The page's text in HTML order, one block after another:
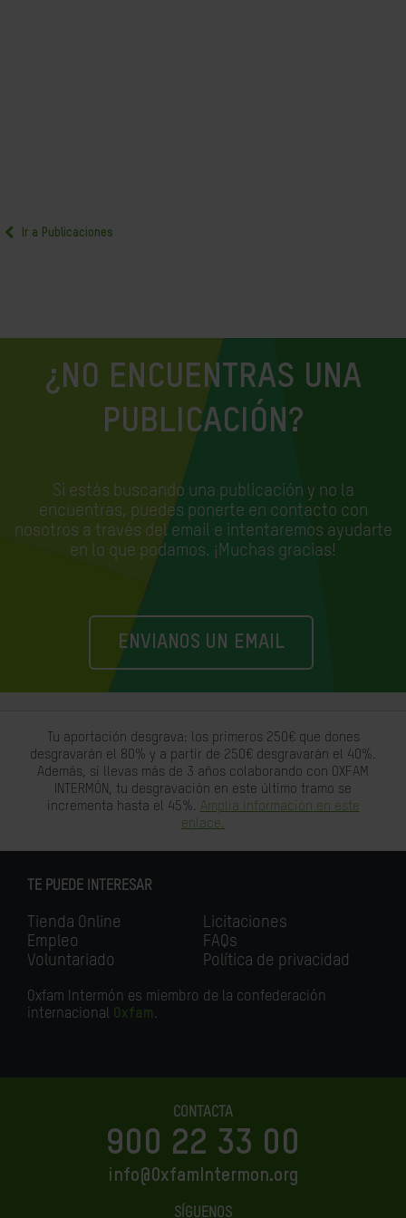
Ir a Publicaciones
¿NO ENCUENTRAS UNA
PUBLICACIÓN?
Si estás buscando una publicación y no la
encuentras, puedes ponerte en contacto con
nosotros a través del email e intentaremos ayudarte
en lo que podamos. ¡Muchas gracias!
ENVIANOS UN EMAIL
Tu aportación desgrava: los primeros 250€ que dones
desgravarán el 80% y a partir de 250€ desgravarán el 40%.
Además, si llevas más de 3 años colaborando con OXFAM
INTERMÓN, tu desgravación en este último tramo se
incrementa hasta el 45%. Amplia información en este
enlace.
TE PUEDE INTERESAR
Tienda Online
Empleo
Voluntariado
Licitaciones
FAQs
Política de privacidad
Oxfam Intermón es miembro de la confederación
internacional Oxfam.
CONTACTA
900 22 33 00
info@OxfamIntermon.org
SÍGUENOS